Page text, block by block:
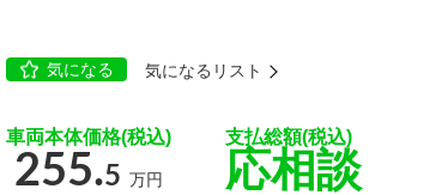
気になる 気になるリスト
車両本体価格(税込)
255.5 万円
支払総額(税込)
応相談